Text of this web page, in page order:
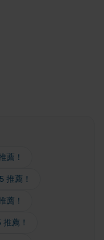
薦！
推薦！
薦！
薦！